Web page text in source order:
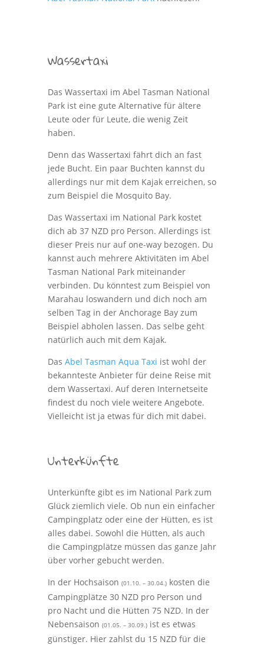
Wassertaxi
Das Wassertaxi im Abel Tasman National
Park ist eine gute Alternative für ältere
Leute oder für Leute, die wenig Zeit
haben.
Denn das Wassertaxi fährt dich an fast
jede Bucht. Ein paar Buchten kannst du
allerdings nur mit dem Kajak erreichen, so
zum Beispiel die Mosquito Bay.
Das Wassertaxi im National Park kostet
dich ab 37 NZD pro Person. Allerdings ist
dieser Preis nur auf one-way bezogen. Du
kannst auch mehrere Aktivitäten im Abel
Tasman National Park miteinander
verbinden. Du könntest zum Beispiel von
Marahau loswandern und dich noch am
selben Tag in der Anchorage Bay zum
Beispiel abholen lassen. Das selbe geht
natürlich auch mit dem Kajak.
Das Abel Tasman Aqua Taxi ist wohl der
bekannteste Anbieter für deine Reise mit
dem Wassertaxi. Auf deren Internetseite
findest du noch viele weitere Angebote.
Vielleicht ist ja etwas für dich mit dabei.
Unterkünfte
Unterkünfte gibt es im National Park zum
Glück ziemlich viele. Ob nun ein einfacher
Campingplatz oder eine der Hütten, es ist
alles dabei. Sowohl die Hütten, als auch
die Campingplätze müssen das ganze Jahr
über vorher gebucht werden.
In der Hochsaison (01.10. – 30.04.)kosten die
Campingplätze 30 NZD pro Person und
pro Nacht und die Hütten 75 NZD. In der
Nebensaison (01.05. – 30.09.)ist es etwas
günstiger. Hier zahlst du 15 NZD für die